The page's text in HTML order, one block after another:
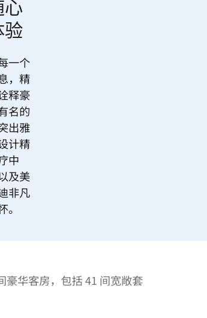
心
验
一个
，精
释豪
名的
出雅
计精
中
及美
非凡
豪华客房，包括 41 间宽敞套